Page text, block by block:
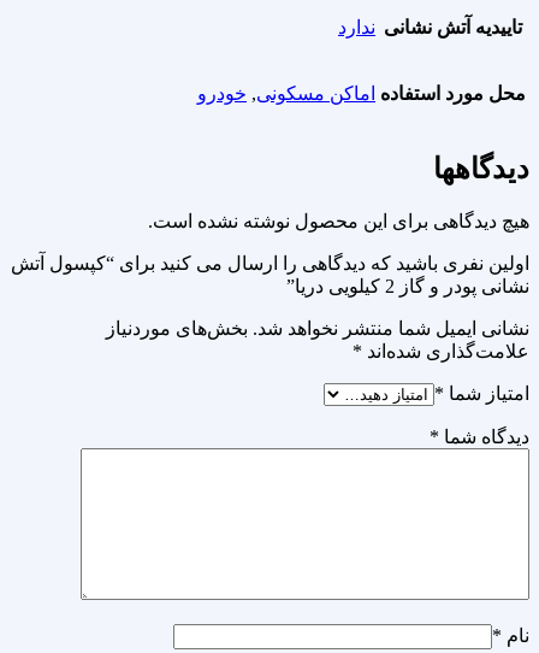
تاییدیه آتش نشانی ندارد
محل مورد استفاده اماکن مسکونی, خودرو
دیدگاهها
هیچ دیدگاهی برای این محصول نوشته نشده است.
اولین نفری باشید که دیدگاهی را ارسال می کنید برای “کپسول آتش
نشانی پودر و گاز 2 کیلویی دریا”
نشانی ایمیل شما منتشر نخواهد شد. بخش‌های موردنیاز
علامت‌گذاری شده‌اند *
امتیاز شما *
دیدگاه شما *
نام *